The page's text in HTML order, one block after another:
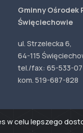
Gminny Ośrodek
Święciechowie
ul. Strzelecka 6,
64-115
tel./fax: 65-533-
kom. 519-687-828
w celu lepszego